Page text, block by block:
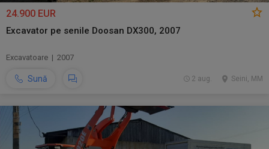
24.900 EUR
Excavator pe senile Doosan DX300, 2007
Excavatoare | 2007
Sună Seini, MM
2 aug.